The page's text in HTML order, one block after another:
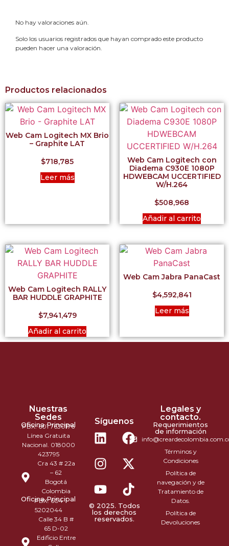
No hay valoraciones aún.
Solo los usuarios registrados que hayan comprado este producto
pueden hacer una valoración.
Productos relacionados
Web Cam Logitech MX Brio
– Graphite LAT
$718,785
Leer más
Web Cam Logitech con
Diadema C930E 1080P
HDWEBCAM UCCERTIFIED
W/H.264
$508,968
Añadir al carrito
Web Cam Logitech RALLY
BAR HUDDLE GRAPHITE
$7,941,479
Añadir al carrito
Web Cam Jabra PanaCast
$4,592,841
Leer más
Nuestras
Sedes
Oficina Principal
PBX: 601 7630176
Línea Gratuita
Nacional. 018000
423795
Cra 43 # 22a
– 62
Bogotá
Colombia
Oficina Principal
PBX: 604
5202044
Calle 34 B #
65 D-02
Edificio Entre
Síguenos
© 2025. Todos
los derechos
reservados.
Legales y
contacto.
Requerimientos
de información
Términos y
Condiciones
Política de
navegación y de
Tratamiento de
Datos.
Política de
Devoluciones